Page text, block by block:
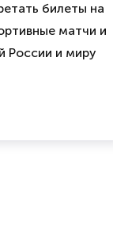
билеты на
матчи и
России и миру